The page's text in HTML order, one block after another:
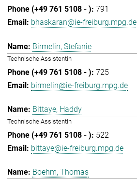
791
bhaskaran@ie-freiburg.mpg.de
Birmelin, Stefanie
Technische Assistentin
725
birmelin@ie-freiburg.mpg.de
Bittaye, Haddy
Technische Assistentin
522
bittaye@ie-freiburg.mpg.de
Boehm, Thomas